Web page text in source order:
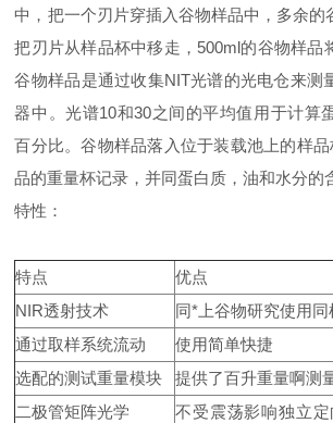
中，把一个刃片穿插入谷物样品中，多余的
把刃片从样品杯中移走， 500ml的谷物样品
谷物样品是通过收集NIT光谱的光电仓来测
器中。光谱10和30之间的平均值用于计算
百分比。谷物样品落入位于装载池上的样品
品的重量杯记录，并同蛋白质，油和水分的
特性：
特点
优点
NIR透射技术
同*上谷物研究使用
通过取样系统流动
使用简单快捷
选配的测试重量模块
提供了百升重量啊测
二极管矩阵光学
不受震荡影响独立